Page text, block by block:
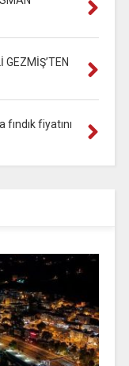
GEZMİŞ’TEN
fiyatını